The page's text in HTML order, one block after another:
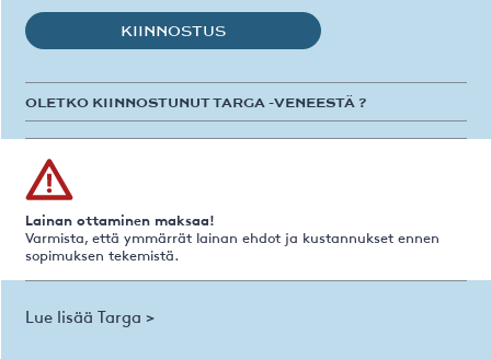
KIINNOSTUS
OLETKO KIINNOSTUNUT TARGA -VENEESTÄ ?
Lainan ottaminen maksaa!
Varmista, että ymmärrät lainan ehdot ja kustannukset ennen
sopimuksen tekemistä.
Lue lisää Targa >